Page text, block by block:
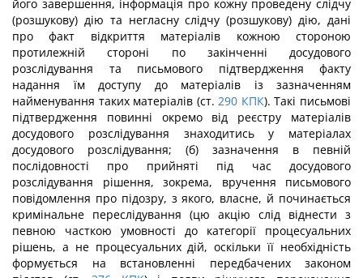
його завершення, інформація про кожну проведену слідчу
(розшукову) дію та негласну слідчу (розшукову) дію, дані
про факт відкриття матеріалів кожною стороною
протилежній стороні по закінченні досудового
розслідування та письмового підтвердження факту
надання їм доступу до матеріалів із зазначенням
найменування таких матеріалів (ст. 290 КПК). Такі письмові
підтвердження повинні окремо від реєстру матеріалів
досудового розслідування знаходитись у матеріалах
досудового розслідування; (б) зазначення в певній
послідовності про прийняті під час досудового
розслідування рішення, зокрема, вручення письмового
повідомлення про підозру, з якого, власне, й починається
кримінальне переслідування (цю акцію слід віднести з
певною часткою умовності до категорії процесуальних
рішень, а не процесуальних дій, оскільки її необхідність
формується на встановленні передбачених законом